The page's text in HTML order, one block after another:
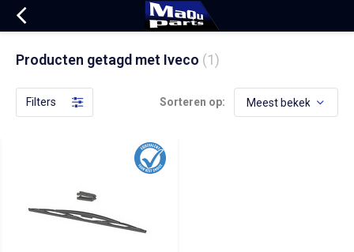
Producten getagd met Iveco (1)
Filters Sorteren op: